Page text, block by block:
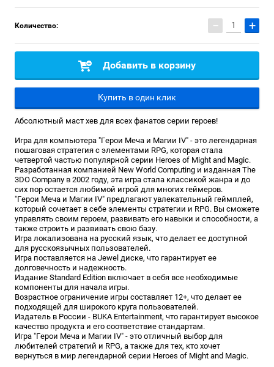
Количество: − +
Добавить в корзину
Купить в один клик
Абсолютный маст хев для всех фанатов серии героев!
Игра для компьютера "Герои Меча и Магии IV" - это легендарная
пошаговая стратегия с элементами RPG, которая стала
четвертой частью популярной серии Heroes of Might and Magic.
Разработанная компанией New World Computing и изданная The
3DO Company в 2002 году, эта игра стала классикой жанра и до
сих пор остается любимой игрой для многих геймеров.
"Герои Меча и Магии IV" предлагают увлекательный геймплей,
который сочетает в себе элементы стратегии и RPG. Вы сможете
управлять своим героем, развивать его навыки и способности, а
также строить и развивать свою базу.
Игра локализована на русский язык, что делает ее доступной
для русскоязычных пользователей.
Игра поставляется на Jewel диске, что гарантирует ее
долговечность и надежность.
Издание Standard Edition включает в себя все необходимые
компоненты для начала игры.
Возрастное ограничение игры составляет 12+, что делает ее
подходящей для широкого круга пользователей.
Издатель в России - BUKA Entertainment, что гарантирует высокое
качество продукта и его соответствие стандартам.
Игра "Герои Меча и Магии IV" - это отличный выбор для
любителей стратегий и RPG, а также для тех, кто хочет
вернуться в мир легендарной серии Heroes of Might and Magic.